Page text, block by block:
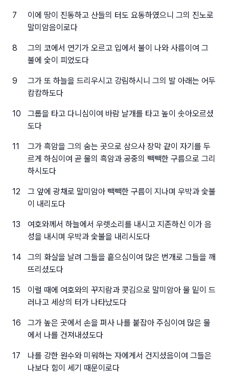
7
이에 땅이 진동하고 산들의 터도 요동하였으니 그의 진노로
말미암음이로다
8
그의 코에서 연기가 오르고 입에서 불이 나와 사름이여 그
불에 숯이 피었도다
9
그가 또 하늘을 드리우시고 강림하시니 그의 발 아래는 어두
캄캄하도다
10
그룹을 타고 다니심이여 바람 날개를 타고 높이 솟아오르셨
도다
11
그가 흑암을 그의 숨는 곳으로 삼으사 장막 같이 자기를 두
르게 하심이여 곧 물의 흑암과 공중의 빽빽한 구름으로 그리
하시도다
12
그 앞에 광채로 말미암아 빽빽한 구름이 지나며 우박과 숯불
이 내리도다
13
여호와께서 하늘에서 우렛소리를 내시고 지존하신 이가 음
성을 내시며 우박과 숯불을 내리시도다
14
그의 화살을 날려 그들을 흩으심이여 많은 번개로 그들을 깨
뜨리셨도다
15
이럴 때에 여호와의 꾸지람과 콧김으로 말미암아 물 밑이 드
러나고 세상의 터가 나타났도다
16
그가 높은 곳에서 손을 펴사 나를 붙잡아 주심이여 많은 물
에서 나를 건져내셨도다
17
나를 강한 원수와 미워하는 자에게서 건지셨음이여 그들은
나보다 힘이 세기 때문이로다